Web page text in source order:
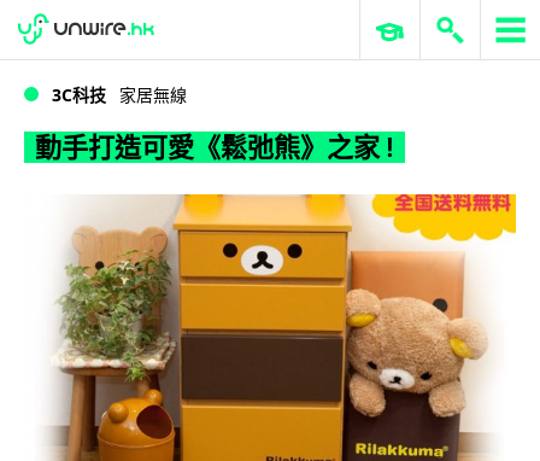
動手打造可愛《鬆弛熊》之家 !
WWDC 2026 ERP 與商業 AI
3C科技 家居無線
動手打造可愛《鬆弛熊》之家 !